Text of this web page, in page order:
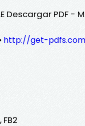
Descargar PDF -
http://get-